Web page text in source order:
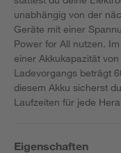
unabhängig von der
Geräte mit einer
Power for All nutzen.
einer Akkukapazität
Ladevorgangs beträgt
diesem Akku sicherst
Laufzeiten für jede
Eigenschaften